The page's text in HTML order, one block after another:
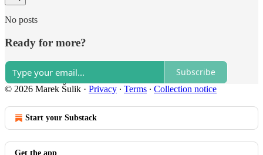
No posts
Ready for more?
Subscribe
© 2026 Marek Šulik · Privacy ∙ Terms ∙ Collection notice
Start your Substack
Get the app